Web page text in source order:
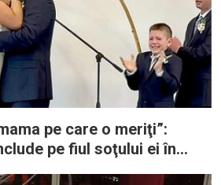
pe care o meriţi”:
pe fiul soţului ei în